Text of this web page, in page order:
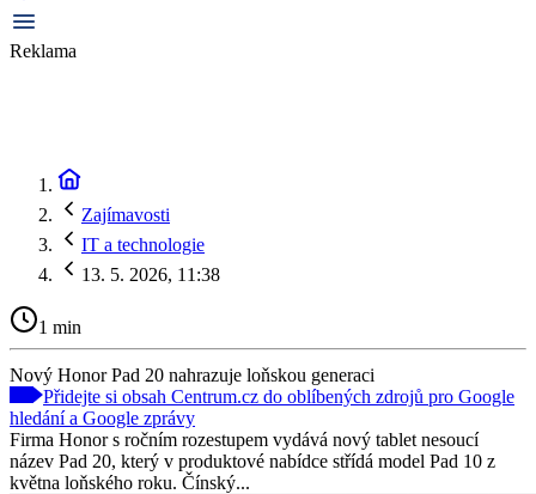
Reklama
Zajímavosti
IT a technologie
13. 5. 2026, 11:38
1 min
Nový Honor Pad 20 nahrazuje loňskou generaci
Přidejte si obsah Centrum.cz do oblíbených zdrojů pro Google
hledání a Google zprávy
Firma Honor s ročním rozestupem vydává nový tablet nesoucí
název Pad 20, který v produktové nabídce střídá model Pad 10 z
května loňského roku. Čínský...